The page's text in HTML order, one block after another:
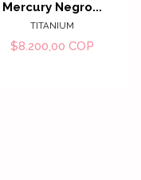
Mercury Negro...
TITANIUM
$8.200,00 COP